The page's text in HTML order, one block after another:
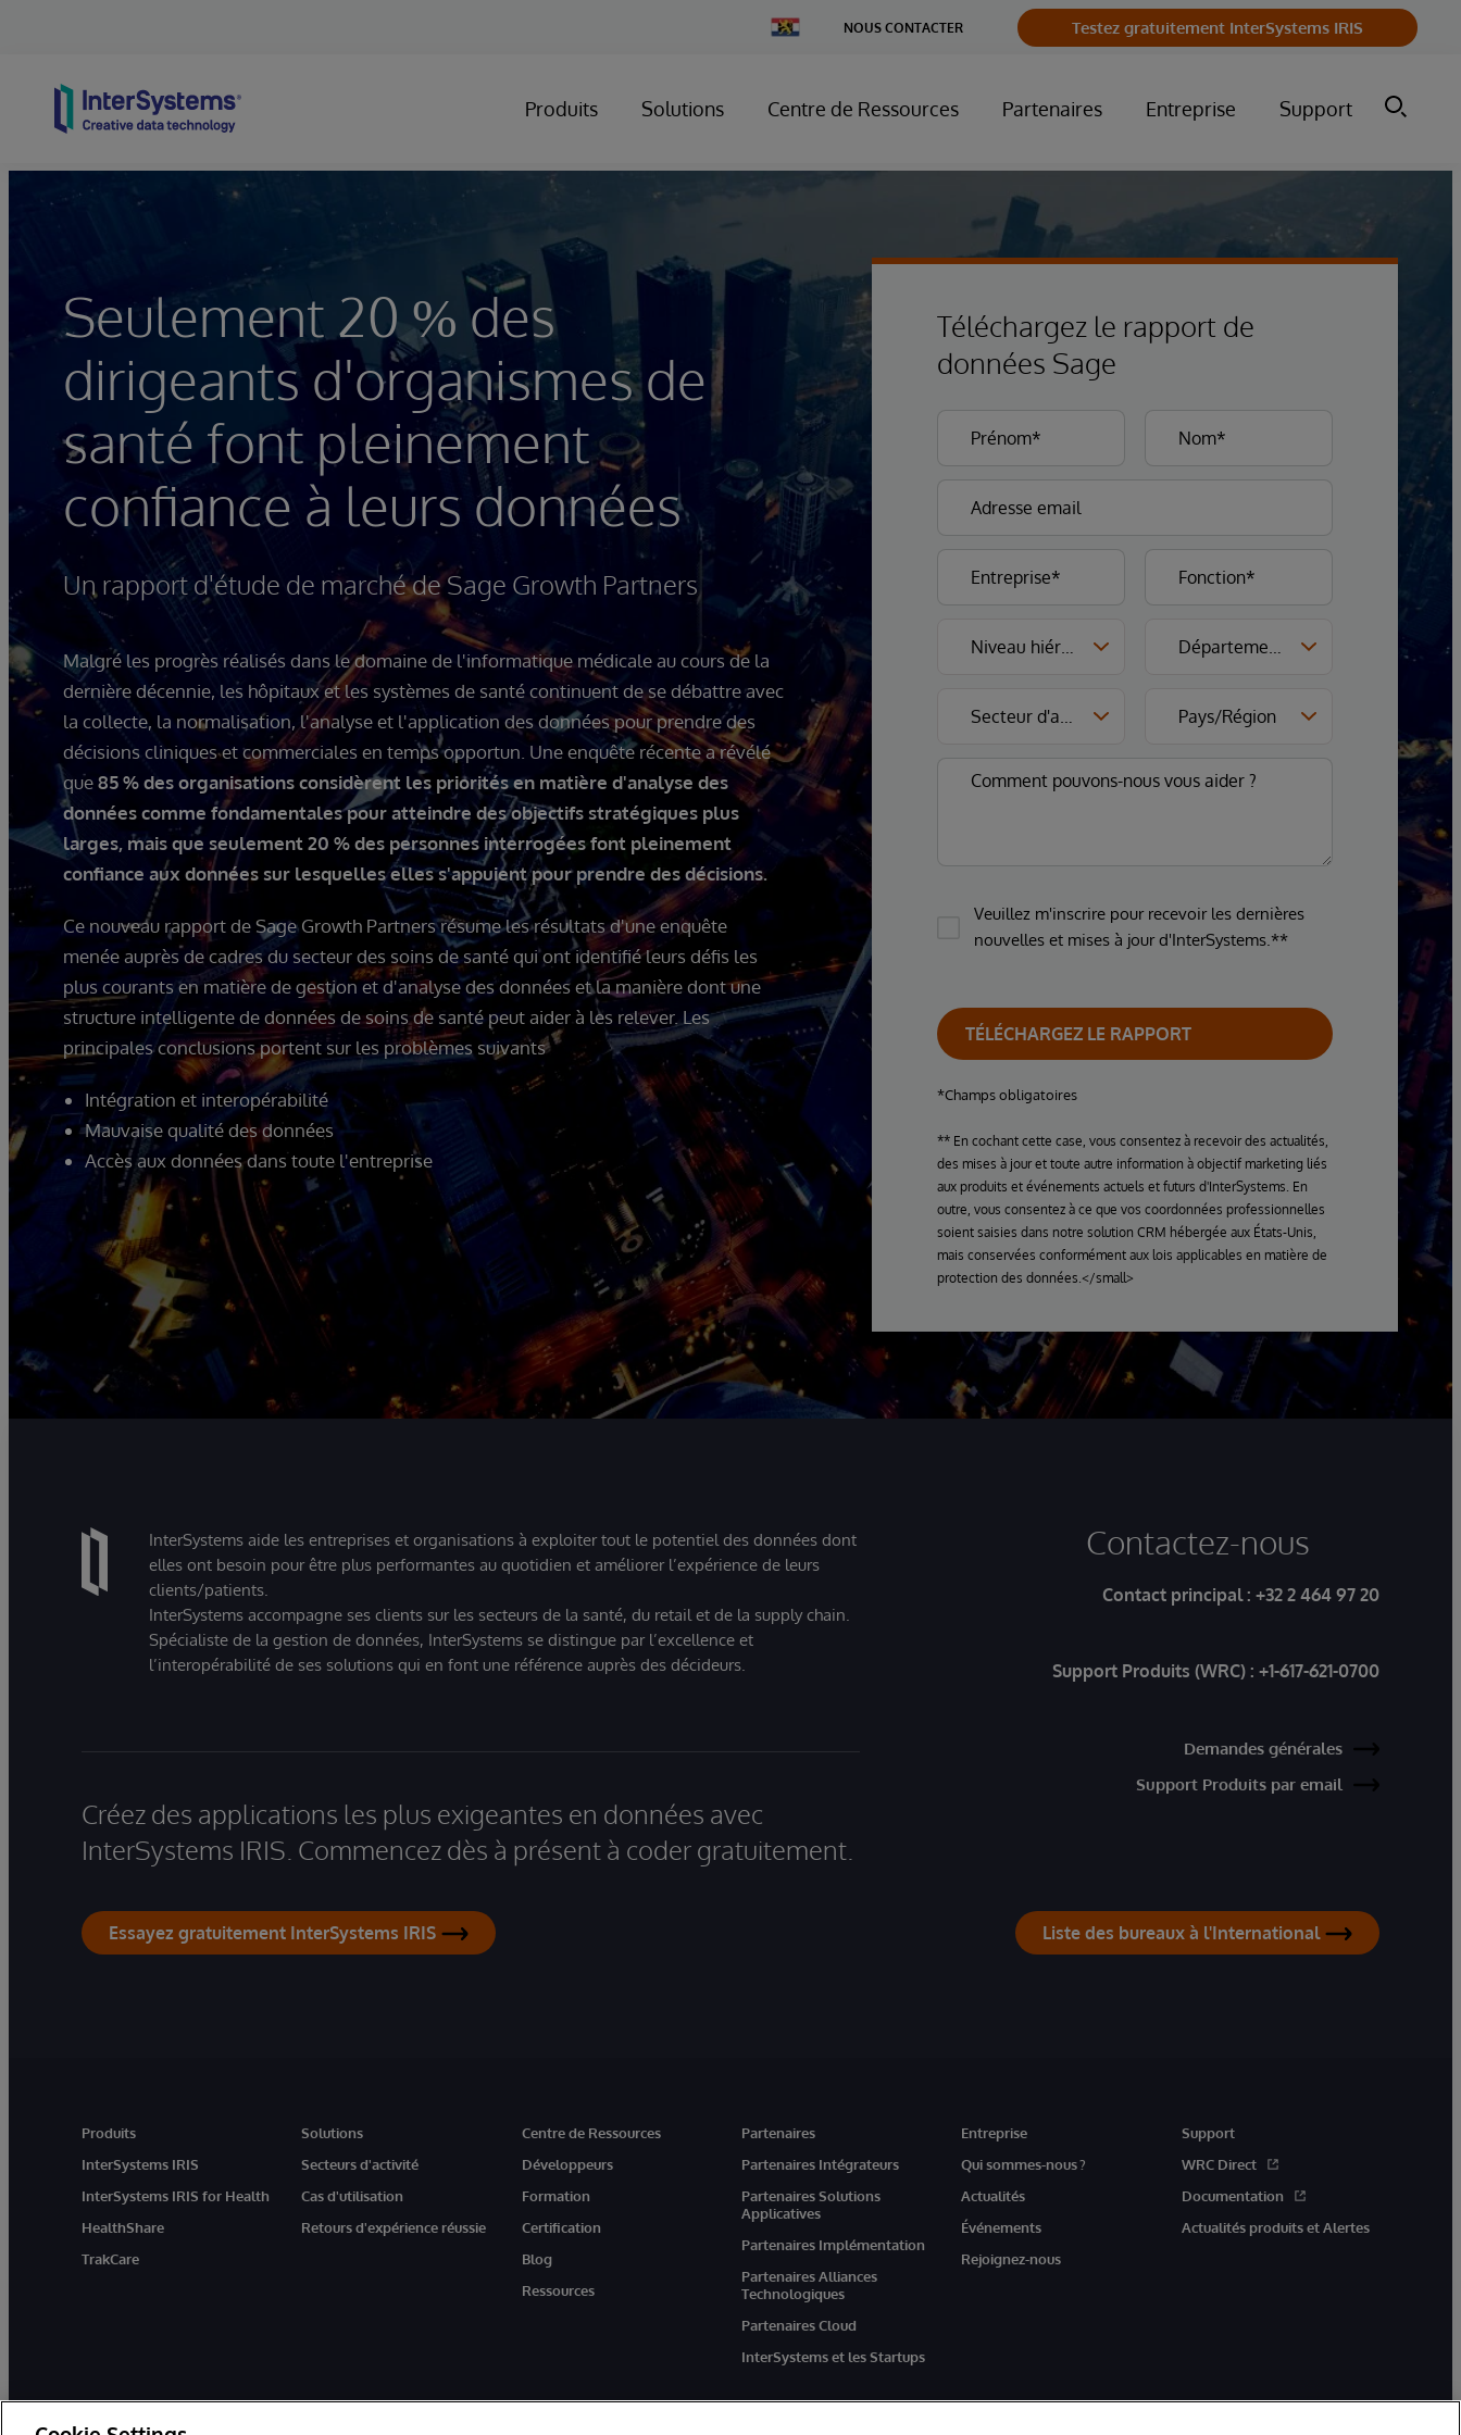
Change
Country
NOUS CONTACTER Testez gratuitement InterSystems IRIS
Produits Solutions Centre de Ressources Partenaires Entreprise Support
Seulement 20 % des
dirigeants d'organismes de
santé font pleinement
confiance à leurs données
Un rapport d'étude de marché de Sage Growth Partners
Malgré les progrès réalisés dans le domaine de l'informatique médicale au cours de la
dernière décennie, les hôpitaux et les systèmes de santé continuent de se débattre avec
la collecte, la normalisation, l'analyse et l'application des données pour prendre des
décisions cliniques et commerciales en temps opportun. Une enquête récente a révélé
que85 % des organisations considèrent les priorités en matière d'analyse des
données comme fondamentales pour atteindre des objectifs stratégiques plus
larges, mais que seulement 20 % des personnes interrogées font pleinement
confiance aux données sur lesquelles elles s'appuient pour prendre des décisions.
Ce nouveau rapport de Sage Growth Partners résume les résultats d'une enquête
menée auprès de cadres du secteur des soins de santé qui ont identifié leurs défis les
plus courants en matière de gestion et d'analyse des données et la manière dont une
structure intelligente de données de soins de santé peut aider à les relever. Les
principales conclusions portent sur les problèmes suivants
Intégration et interopérabilité
Mauvaise qualité des données
Accès aux données dans toute l'entreprise
Téléchargez le rapport de
données Sage
Veuillez m'inscrire pour recevoir les dernières
nouvelles et mises à jour d'InterSystems.**
TÉLÉCHARGEZ LE RAPPORT
*Champs obligatoires
** En cochant cette case, vous consentez à recevoir des actualités,
des mises à jour et toute autre information à objectif marketing liés
aux produits et événements actuels et futurs d'InterSystems. En
outre, vous consentez à ce que vos coordonnées professionnelles
soient saisies dans notre solution CRM hébergée aux États-Unis,
mais conservées conformément aux lois applicables en matière de
protection des données.</small>
InterSystems aide les entreprises et organisations à exploiter tout le potentiel des données dont
elles ont besoin pour être plus performantes au quotidien et améliorer l’expérience de leurs
clients/patients.
InterSystems accompagne ses clients sur les secteurs de la santé, du retail et de la supply chain.
Spécialiste de la gestion de données, InterSystems se distingue par l’excellence et
l’interopérabilité de ses solutions qui en font une référence auprès des décideurs.
Créez des applications les plus exigeantes en données avec
InterSystems IRIS. Commencez dès à présent à coder gratuitement.
Essayez gratuitement InterSystems IRIS
Contactez-nous
Contact principal : +32 2 464 97 20
Support Produits (WRC) : +1-617-621-0700
Demandes générales
Support Produits par email
Liste des bureaux à l'International
Produits
InterSystems IRIS
InterSystems IRIS for Health
HealthShare
TrakCare
Solutions
Secteurs d'activité
Cas d'utilisation
Retours d'expérience réussie
Centre de Ressources
Développeurs
Formation
Certification
Blog
Ressources
Partenaires
Partenaires Intégrateurs
Partenaires Solutions
Applicatives
Partenaires Implémentation
Partenaires Alliances
Technologiques
Partenaires Cloud
InterSystems et les Startups
Entreprise
Qui sommes-nous ?
Actualités
Événements
Rejoignez-nous
Support
WRC Direct
Documentation
Actualités produits et Alertes